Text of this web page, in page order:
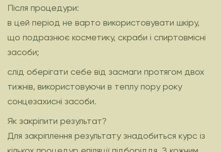
Після процедури:
в цей період не варто використовувати шкіру,
що подразнює косметику, скраби і спиртовмісні
засоби;
слід оберігати себе від засмаги протягом двох
тижнів, використовуючи в теплу пору року
сонцезахисні засоби.
Як закріпити результат?
Для закріплення результату знадобиться курс із